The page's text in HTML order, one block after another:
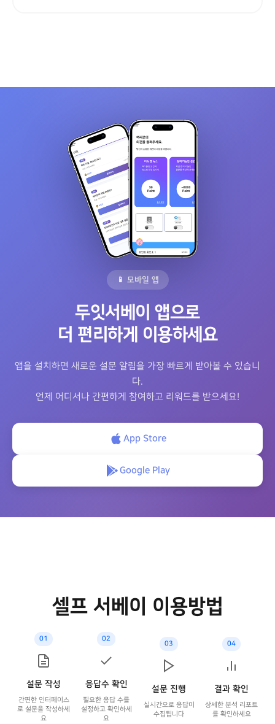
📱 모바일 앱
두잇서베이 앱으로
더 편리하게 이용하세요
앱을 설치하면 새로운 설문 알림을 가장 빠르게 받아볼 수 있습니
다.
언제 어디서나 간편하게 참여하고 리워드를 받으세요!
App Store
Google Play
셀프 서베이 이용방법
01
설문 작성
간편한 인터페이스
로 설문을 작성하세
요
02
응답수 확인
필요한 응답 수를
설정하고 확인하세
요
03
설문 진행
실시간으로 응답이
수집됩니다
04
결과 확인
상세한 분석 리포트
를 확인하세요